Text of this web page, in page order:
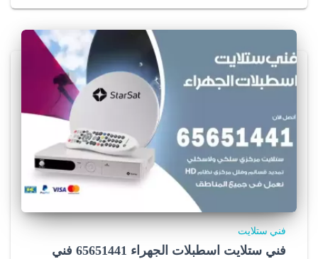
فني ستلايت
فني ستلايت اسطبلات الجهراء 65651441 فني